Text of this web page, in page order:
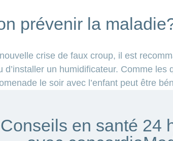
prévenir la
crise de faux croup, il est
d’installer un humidificateur. Comme
le soir avec l’enfant peut être
Conseils en santé 24